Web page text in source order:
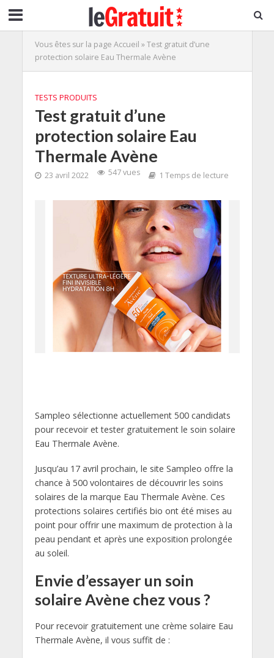
Vous êtes sur la page Accueil »Test gratuit d’une
protection solaire Eau Thermale Avène
TESTS PRODUITS
Test gratuit d’une
protection solaire Eau
Thermale Avène
23 avril 2022 547 vues 1 Temps de lecture
Sampleo sélectionne actuellement 500 candidats
pour recevoir et tester gratuitement le soin solaire
Eau Thermale Avène.
Jusqu’au 17 avril prochain, le site Sampleo offre la
chance à 500 volontaires de découvrir les soins
solaires de la marque Eau Thermale Avène. Ces
protections solaires certifiés bio ont été mises au
point pour offrir une maximum de protection à la
peau pendant et après une exposition prolongée
au soleil.
Envie d’essayer un soin
solaire Avène chez vous ?
Pour recevoir gratuitement une crème solaire Eau
Thermale Avène, il vous suffit de :